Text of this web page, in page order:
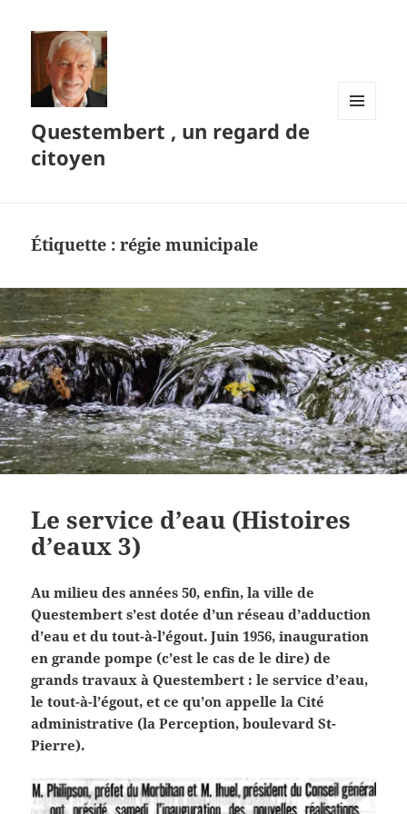
Questembert , un regard de
citoyen
Étiquette :régie municipale
Le service d’eau (Histoires
d’eaux 3)
Au milieu des années 50, enfin, la ville de
Questembert s’est dotée d’un réseau d’adduction
d’eau et du tout-à-l’égout. Juin 1956, inauguration
en grande pompe (c’est le cas de le dire) de
grands travaux à Questembert : le service d’eau,
le tout-à-l’égout, et ce qu’on appelle la Cité
administrative (la Perception, boulevard St-
Pierre).